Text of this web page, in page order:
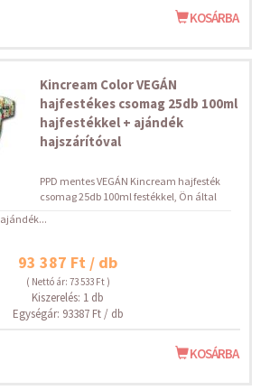
KOSÁRBA
Kincream Color VEGÁN
hajfestékes csomag 25db 100ml
hajfestékkel + ajándék
hajszárítóval
PPD mentes VEGÁN Kincream hajfesték
csomag 25db 100ml festékkel, Ön által
93 387 Ft / db
( Nettó ár: 73 533 Ft )
Kiszerelés: 1 db
Egységár: 93387 Ft / db
KOSÁRBA